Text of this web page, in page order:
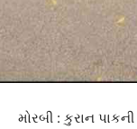
મોરબી : કુરાન